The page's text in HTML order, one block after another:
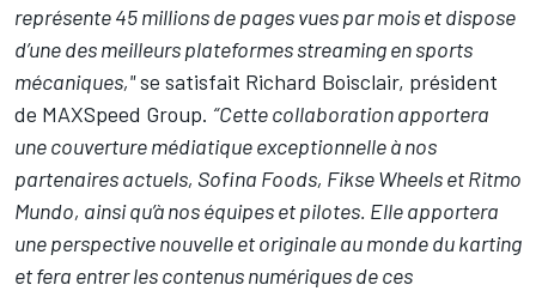
représente 45 millions de pages vues par mois et dispose
d’une des meilleurs plateformes streaming en sports
mécaniques,"se satisfait Richard Boisclair, président
de MAXSpeed Group. “Cette collaboration apportera
une couverture médiatique exceptionnelle à nos
partenaires actuels, Sofina Foods, Fikse Wheels et Ritmo
Mundo, ainsi qu’à nos équipes et pilotes. Elle apportera
une perspective nouvelle et originale au monde du karting
et fera entrer les contenus numériques de ces